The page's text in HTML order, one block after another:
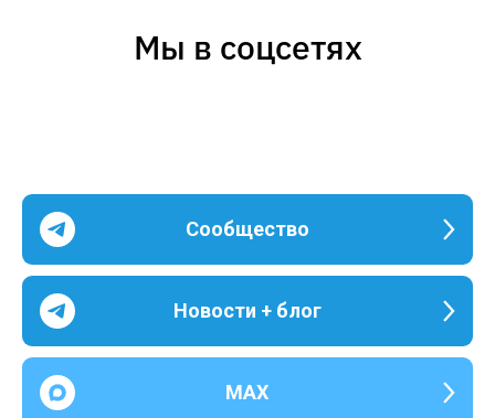
Мы в соцсетях
Сообщество
Новости + блог
MAX